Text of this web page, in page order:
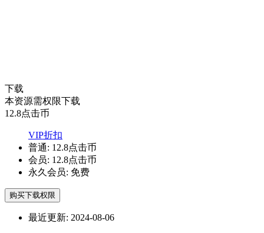
下载
本资源需权限下载
12.8点击币
VIP折扣
普通: 12.8点击币
会员: 12.8点击币
永久会员: 免费
购买下载权限
最近更新: 2024-08-06